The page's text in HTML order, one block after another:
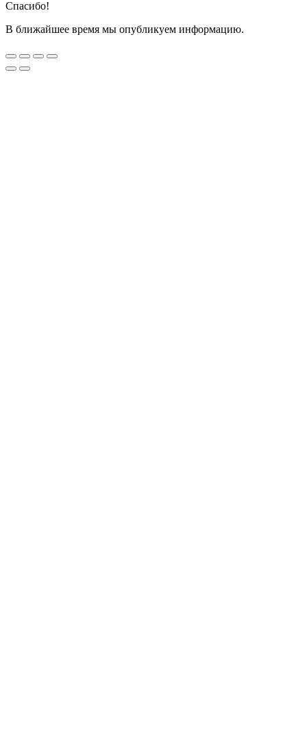
Спасибо!
В ближайшее время мы опубликуем информацию.